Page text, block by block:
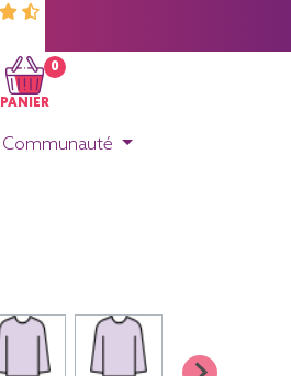
0
PANIER
Communauté